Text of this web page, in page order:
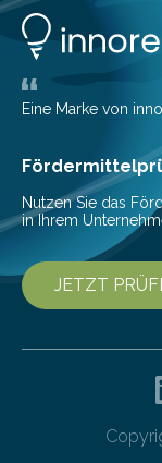
Terawattstunden
immense
Wissenschaftler
Senkung des
Ansatz für
gleichermaßen
Eine Marke von
Nutzen Sie das
in Ihrem
JETZT